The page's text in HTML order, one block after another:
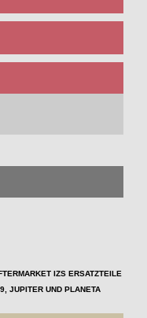
IZS ERSATZTEILE
JUPITER UND PLANETA